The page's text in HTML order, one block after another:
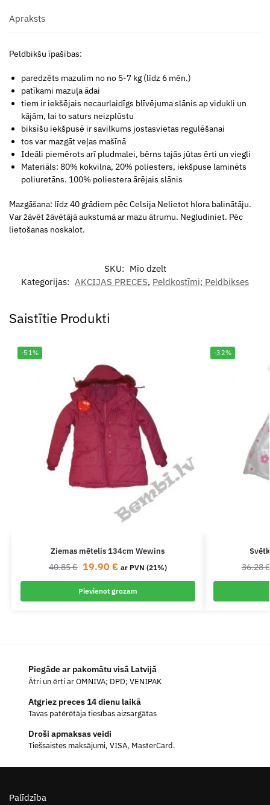
Apraksts
Peldbikšu īpašības:
paredzēts mazulim no no 5-7 kg (līdz 6 mēn.)
patīkami mazuļa ādai
tiem ir iekšējais necaurlaidīgs blīvējuma slānis ap vidukli un
kājām, lai to saturs neizplūstu
biksīšu iekšpusē ir savilkums jostasvietas regulēšanai
tos var mazgāt veļas mašīnā
Ideāli piemērots arī pludmalei, bērns tajās jūtas ērti un viegli
Materiāls: 80% kokvilna, 20% poliesters, iekšpuse laminēts
poliuretāns. 100% poliestera ārējais slānis
Mazgāšana: līdz 40 grādiem pēc Celsija Nelietot hlora balinātāju.
Var žāvēt žāvētājā aukstumā ar mazu ātrumu. Negludiniet. Pēc
lietošanas noskalot.
SKU: Mio dzelt
Kategorijas: AKCIJAS PRECES, Peldkostīmi; Peldbikses
Saistītie Produkti
-51%
Ziemas mētelis 134cm Wewins
40.85€ 19.90 € ar PVN (21%)
Pievienot grozam
-32%
36.28€
Piegāde ar pakomātu visā Latvijā
Ātri un ērti ar OMNIVA; DPD; VENIPAK
Atgriez preces 14 dienu laikā
Tavas patērētāja tiesības aizsargātas
Droši apmaksas veidi
Tiešsaistes maksājumi, VISA, MasterCard.
Palīdzība